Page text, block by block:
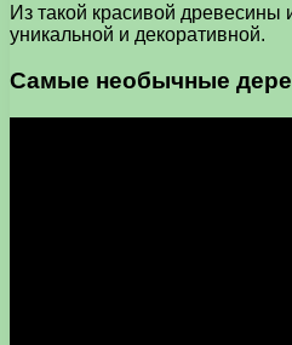
Из такой красивой древесины
уникальной и декоративной.
Самые необычные